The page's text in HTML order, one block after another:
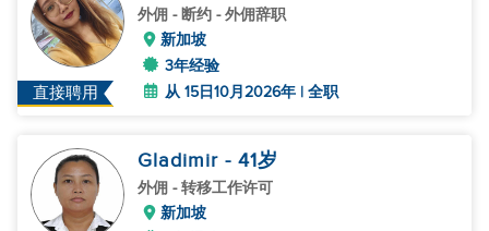
直接聘用
外佣 - 断约 - 外佣辞职
新加坡
3年经验
从 15日10月2026年 | 全职
Gladimir - 41岁
外佣 - 转移工作许可
新加坡